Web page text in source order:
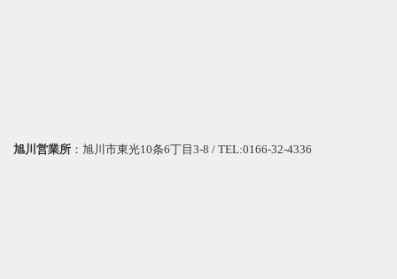
旭川営業所 ：旭川市東光10条6丁目3-8 / TEL:0166-32-4336